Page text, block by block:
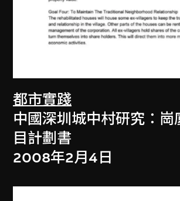
都市實踐
中國深圳城中村研究：崗
目計劃書
2008年2月4日